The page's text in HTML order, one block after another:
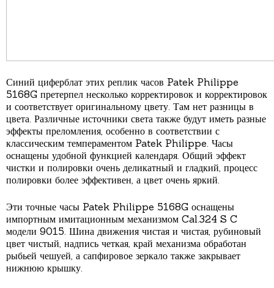
Синий циферблат этих реплик часов Patek Philippe
5168G претерпел несколько корректировок и корректировок
и соответствует оригинальному цвету. Там нет разницы в
цвета. Различные источники света также будут иметь разные
эффекты преломления, особенно в соответствии с
классическим темпераментом Patek Philippe. Часы
оснащены удобной функцией календаря. Общий эффект
чистки и полировки очень деликатный и гладкий, процесс
полировки более эффективен, а цвет очень яркий.
Эти точные часы Patek Philippe 5168G оснащены
импортным имитационным механизмом Cal.324 S C
модели 9015. Шина движения чистая и чистая, рубиновый
цвет чистый, надпись четкая, край механизма обработан
рыбьей чешуей, а сапфировое зеркало также закрывает
нижнюю крышку.